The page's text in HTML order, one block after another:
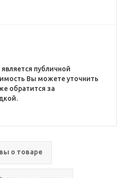
публичной
Вы можете уточнить
обратится за
о товаре